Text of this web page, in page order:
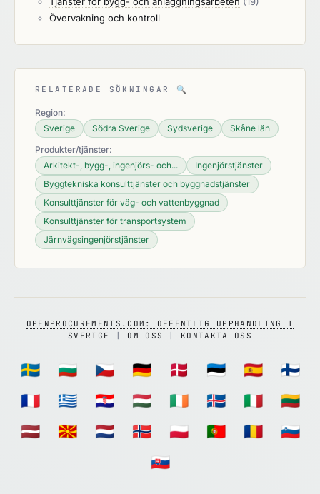
Övervakning och kontroll
RELATERADE SÖKNINGAR 🔍
Region:
Sverige
Södra Sverige Sydsverige
Skåne län
Produkter/tjänster:
Arkitekt-, bygg-, ingenjörs- och...
Ingenjörstjänster
Byggtekniska konsulttjänster och byggnadstjänster
Konsulttjänster för väg- och vattenbyggnad
Konsulttjänster för transportsystem
Järnvägsingenjörstjänster
OPENPROCUREMENTS.COM: OFFENTLIG UPPHANDLING I
SVERIGE
OM OSS KONTAKTA OSS
🇸🇪 🇧🇬 🇨🇿 🇩🇪 🇩🇰 🇪🇪 🇪🇸
🇫🇮
🇫🇷
🇬🇷 🇭🇷 🇭🇺 🇮🇪 🇮🇸 🇮🇹
🇱🇹
🇱🇻
🇲🇰 🇳🇱 🇳🇴 🇵🇱 🇵🇹 🇷🇴
🇸🇮
🇸🇰